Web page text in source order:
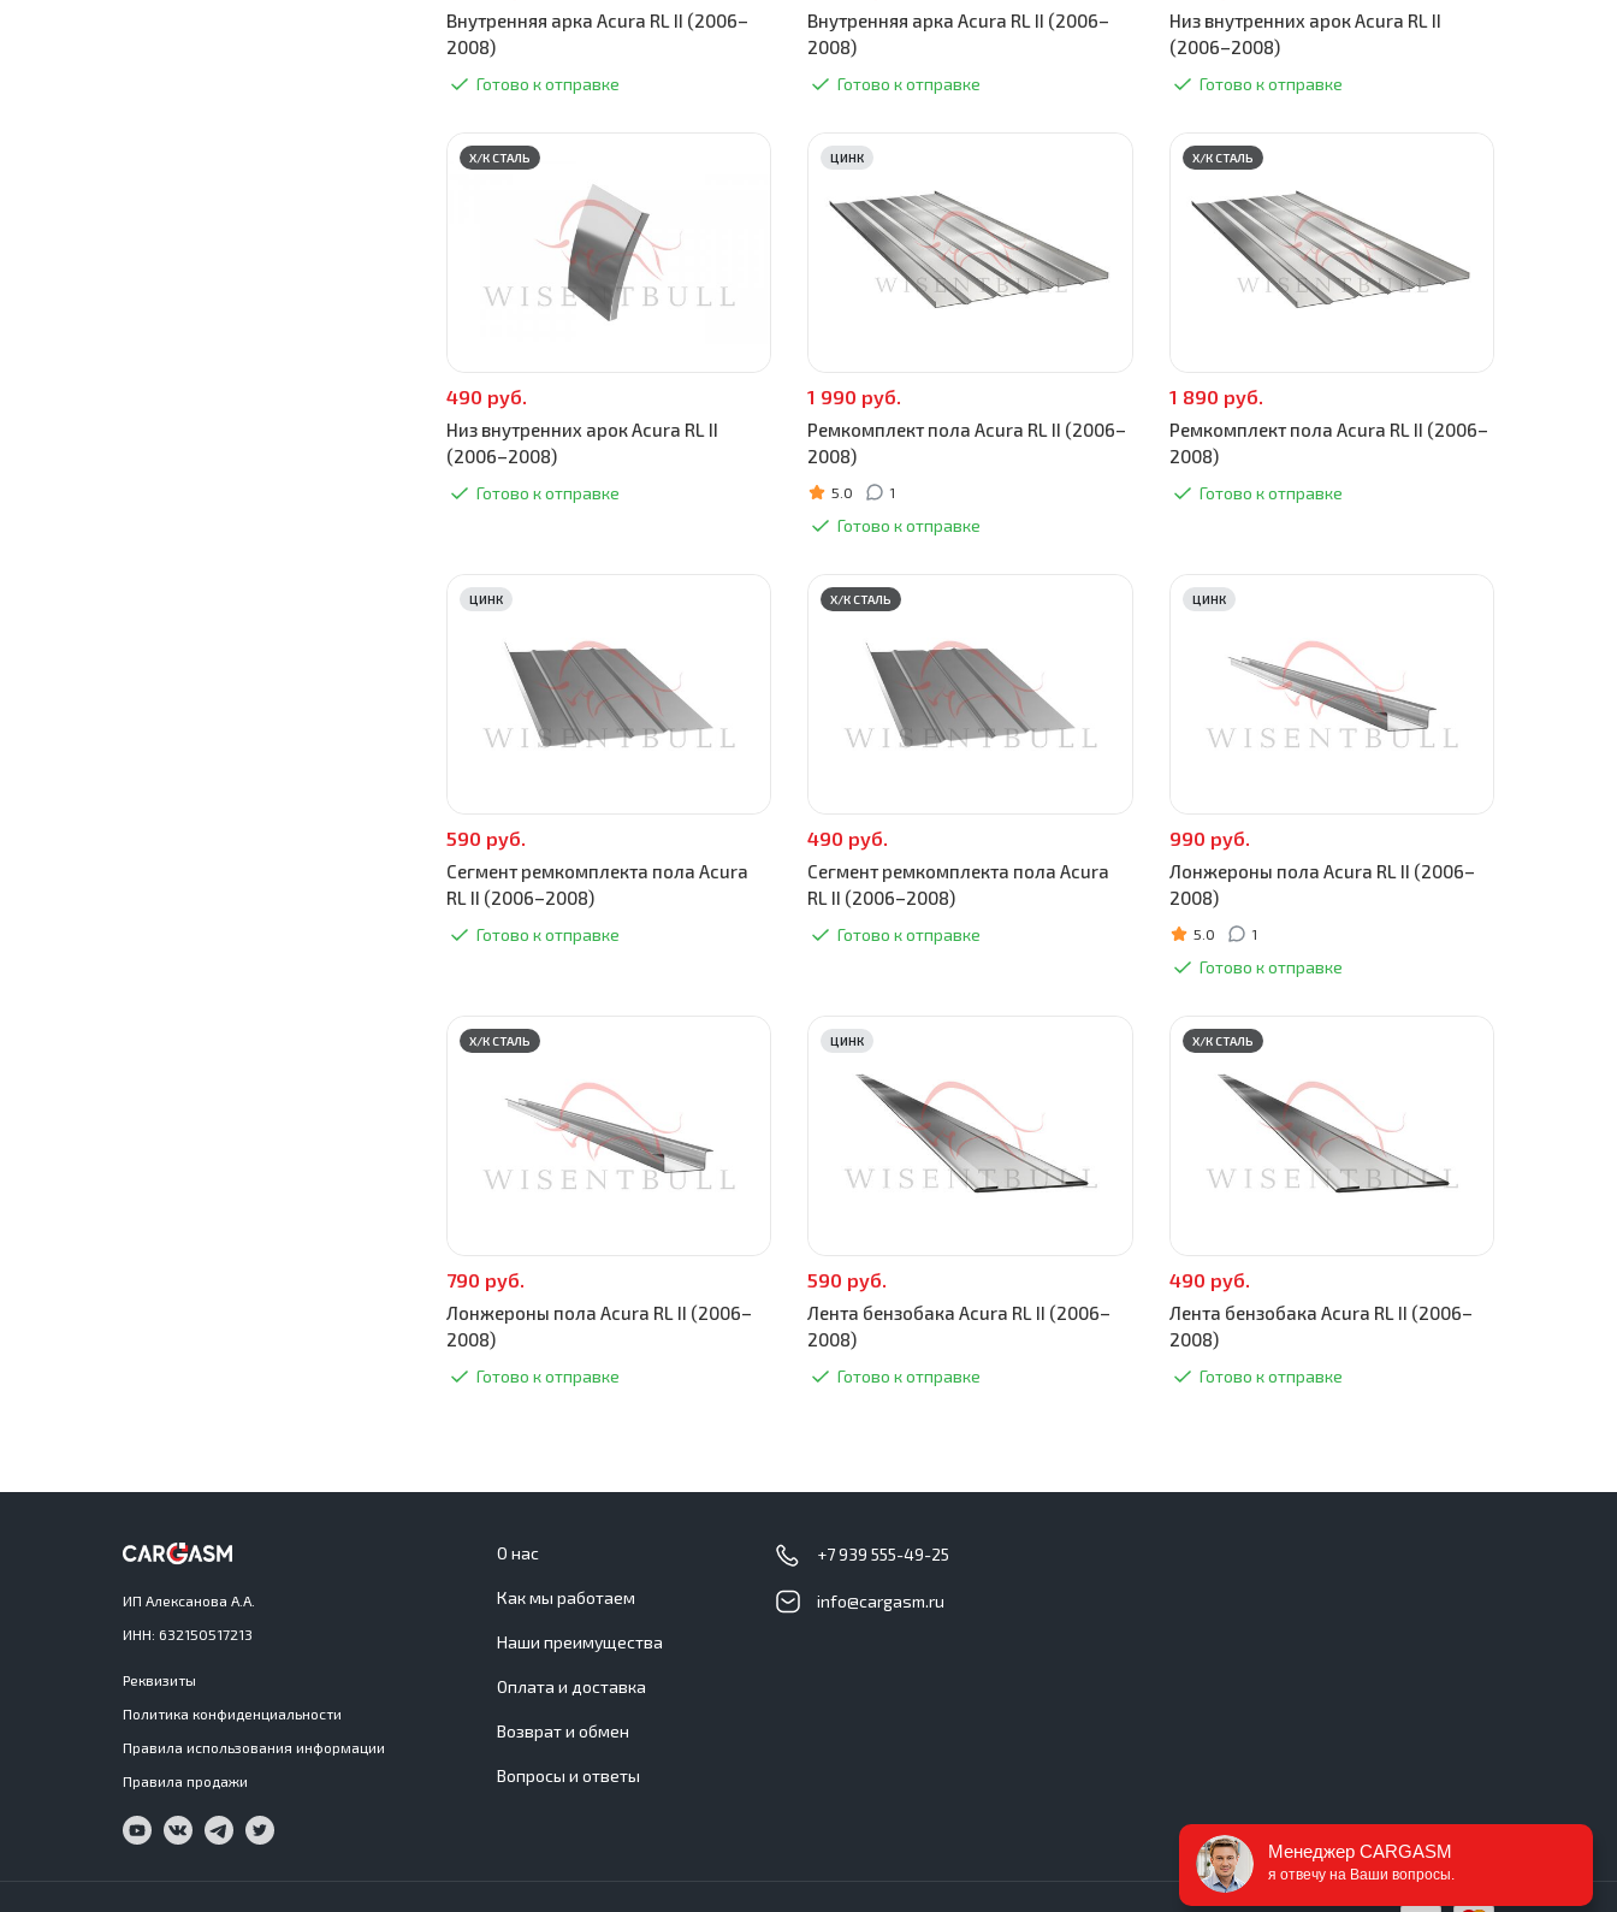
Внутренняя арка Acura RL II (2006–
2008)
Готово к отправке
Внутренняя арка Acura RL II (2006–
2008)
Готово к отправке
Низ внутренних арок Acura RL II
(2006–2008)
Готово к отправке
490 руб.
Низ внутренних арок Acura RL II
(2006–2008)
Готово к отправке
Х/К СТАЛЬ
1 990 руб.
Ремкомплект пола Acura RL II (2006–
2008)
5.0 1
Готово к отправке
ЦИНК
1 890 руб.
Ремкомплект пола Acura RL II (2006–
2008)
Готово к отправке
Х/К СТАЛЬ
590 руб.
Сегмент ремкомплекта пола Acura
RL II (2006–2008)
Готово к отправке
ЦИНК
490 руб.
Сегмент ремкомплекта пола Acura
RL II (2006–2008)
Готово к отправке
Х/К СТАЛЬ
990 руб.
Лонжероны пола Acura RL II (2006–
2008)
5.0 1
Готово к отправке
ЦИНК
790 руб.
Лонжероны пола Acura RL II (2006–
2008)
Готово к отправке
Х/К СТАЛЬ
590 руб.
Лента бензобака Acura RL II (2006–
2008)
Готово к отправке
ЦИНК
490 руб.
Лента бензобака Acura RL II (2006–
2008)
Готово к отправке
Х/К СТАЛЬ
ИП Алексанова А.А.
ИНН: 632150517213
Реквизиты
Политика конфиденциальности
Правила использования информации
Правила продажи
О нас
Как мы работаем
Наши преимущества
Оплата и доставка
Возврат и обмен
Вопросы и ответы
+7 939 555-49-25
info@cargasm.ru
Менеджер CARGASM
я отвечу на Ваши вопросы.